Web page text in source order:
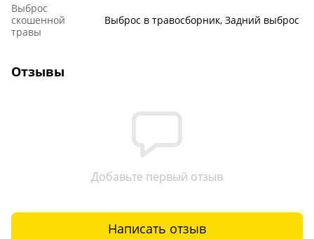
Выброс
скошенной
травы
Выброс в травосборник, Задний выброс
Отзывы
Добавьте первый отзыв
Написать отзыв